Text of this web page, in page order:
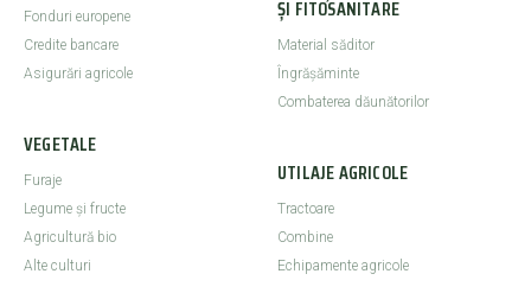
Fonduri europene
Credite bancare
Asigurări agricole
VEGETALE
Furaje
Legume şi fructe
Agricultură bio
Alte culturi
ȘI FITOSANITARE
Material săditor
Îngrășăminte
Combaterea dăunătorilor
UTILAJE AGRICOLE
Tractoare
Combine
Echipamente agricole